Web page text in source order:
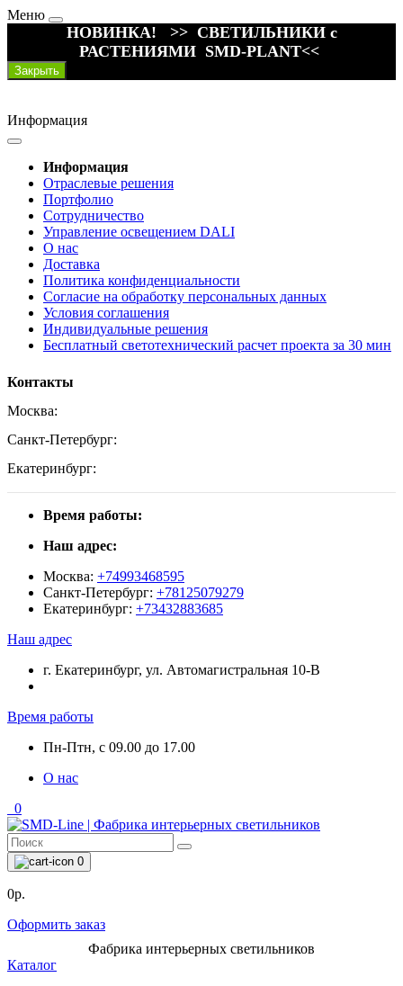
Меню
НОВИНКА! >> СВЕТИЛЬНИКИ с
РАСТЕНИЯМИ SMD-PLANT<<
Закрыть
Информация
Информация
Отраслевые решения
Портфолио
Сотрудничество
Управление освещением DALI
О нас
Доставка
Политика конфиденциальности
Согласие на обработку персональных данных
Условия соглашения
Индивидуальные решения
Бесплатный светотехнический расчет проекта за 30 мин
Контакты
Москва:
Санкт-Петербург:
Екатеринбург:
Время работы:
Наш адрес:
Москва: +74993468595
Санкт-Петербург: +78125079279
Екатеринбург: +73432883685
Наш адрес
г. Екатеринбург, ул. Автомагистральная 10-В
Время работы
Пн-Птн, с 09.00 до 17.00
О нас
0
0
0р.
Оформить заказ
Фабрика интерьерных светильников
Каталог